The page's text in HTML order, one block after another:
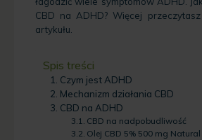
CBD na ADHD? Więcej
artykułu.
Spis treści
Czym jest ADHD
Mechanizm działania CBD
CBD na ADHD
CBD na nadpobudliwość
Olej CBD 5% 500 mg